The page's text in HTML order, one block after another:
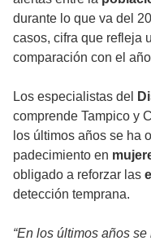
durante lo que va del
casos, cifra que refleja
comparación con el
Los especialistas del
comprende Tampico y
los últimos años se ha
padecimiento en
obligado a reforzar las
detección temprana.
“En los últimos años